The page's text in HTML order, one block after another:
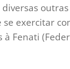
exercitar
Fenati